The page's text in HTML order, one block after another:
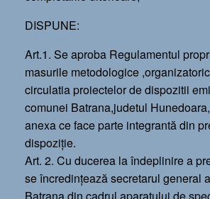
DISPUNE:
Art.1. Se aproba Regulamentul
masurile metodologice
circulatia proiectelor de dispozitii
comunei Batrana,judetul
anexa ce face parte integrantă din
dispoziție.
Art. 2. Cu ducerea la îndeplinire a
se încredinţează secretarul general